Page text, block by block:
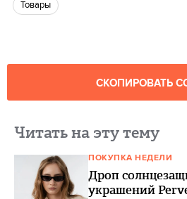
Товары
СКОПИРОВАТЬ
Читать на эту тему
ПОКУПКА НЕДЕЛИ
Дроп
украшений